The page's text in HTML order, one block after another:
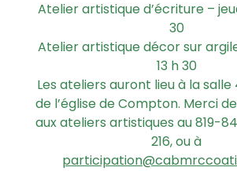
Atelier artistique d’écriture –
30
Atelier artistique décor sur
13 h 30
Les ateliers auront lieu à la salle
de l’église de Compton. Merci
aux ateliers artistiques au 819-
216, ou à